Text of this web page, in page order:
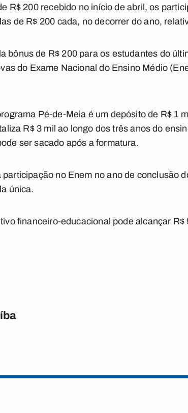
R$ 200 recebido no início de abril, os
de R$ 200 cada, no decorrer do ano,
bônus de R$ 200 para os estudantes do
do Exame Nacional do Ensino Médio
Pé-de-Meia é um depósito de R$ 1
R$ 3 mil ao longo dos três anos do
ser sacado após a formatura.
no Enem no ano de conclusão
única.
financeiro-educacional pode alcançar